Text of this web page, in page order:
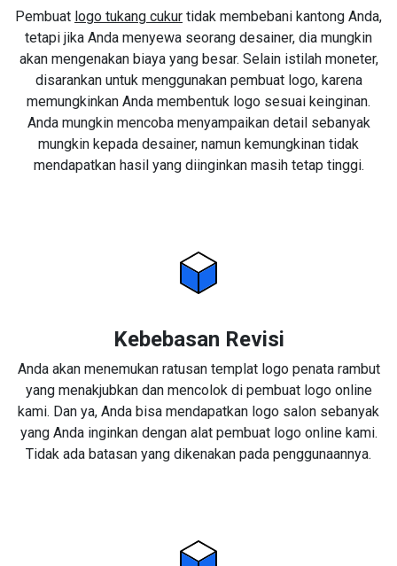
Pembuat logo tukang cukur tidak membebani kantong Anda,
tetapi jika Anda menyewa seorang desainer, dia mungkin
akan mengenakan biaya yang besar. Selain istilah moneter,
disarankan untuk menggunakan pembuat logo, karena
memungkinkan Anda membentuk logo sesuai keinginan.
Anda mungkin mencoba menyampaikan detail sebanyak
mungkin kepada desainer, namun kemungkinan tidak
mendapatkan hasil yang diinginkan masih tetap tinggi.
Kebebasan Revisi
Anda akan menemukan ratusan templat logo penata rambut
yang menakjubkan dan mencolok di pembuat logo online
kami. Dan ya, Anda bisa mendapatkan logo salon sebanyak
yang Anda inginkan dengan alat pembuat logo online kami.
Tidak ada batasan yang dikenakan pada penggunaannya.